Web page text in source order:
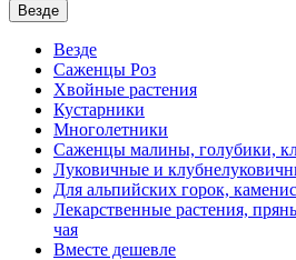
Везде
Везде
Саженцы Роз
Хвойные растения
Кустарники
Многолетники
Саженцы малины, голубики,
Луковичные и
Для альпийских горок,
Лекарственные растения,
чая
Вместе дешевле